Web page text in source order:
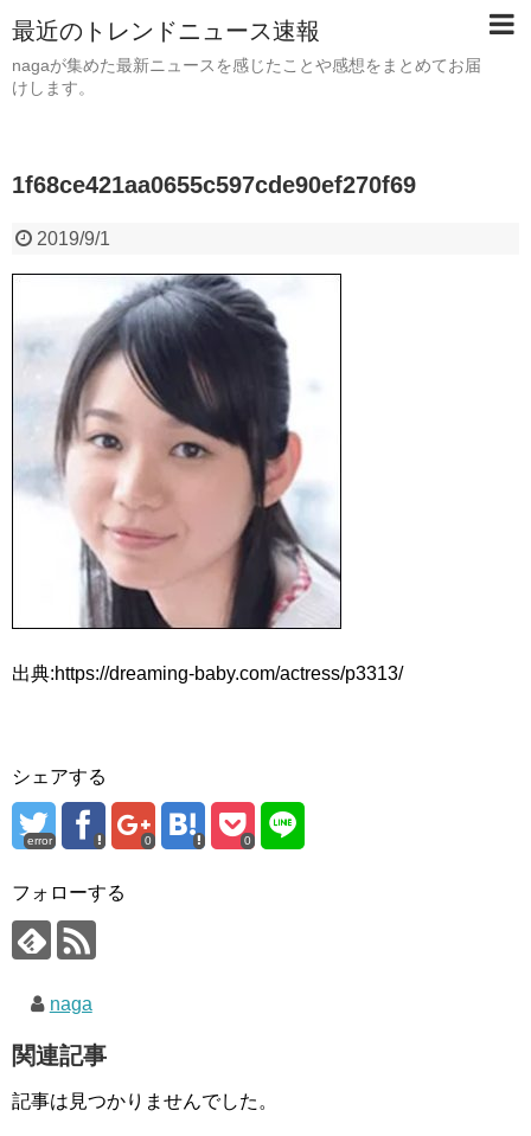
最近のトレンドニュース速報
nagaが集めた最新ニュースを感じたことや感想をまとめてお届
けします。
1f68ce421aa0655c597cde90ef270f69
2019/9/1
出典:https://dreaming-baby.com/actress/p3313/
シェアする
error 0 0
フォローする
naga
関連記事
記事は見つかりませんでした。